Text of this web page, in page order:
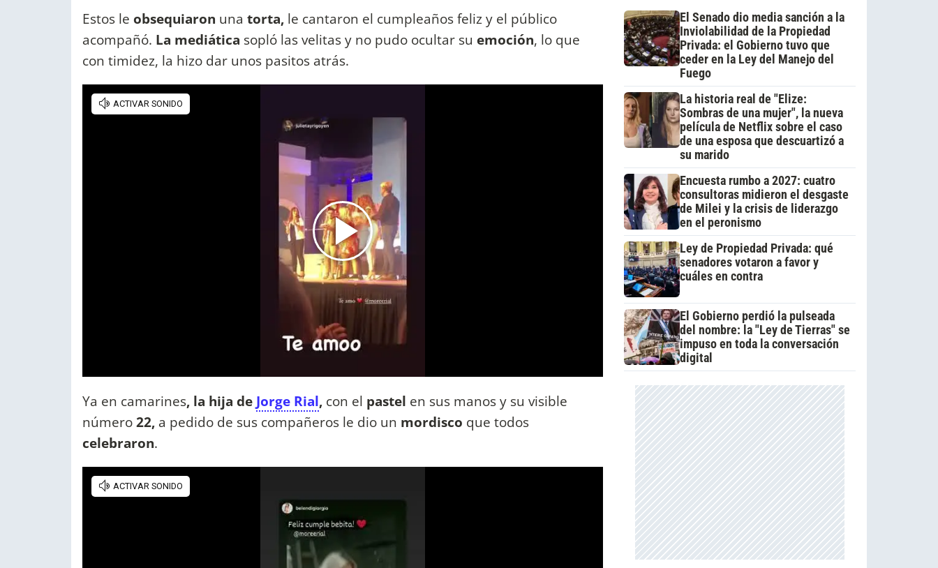
Estos le obsequiaron una torta, le cantaron el cumpleaños feliz y el público
acompañó. La mediática sopló las velitas y no pudo ocultar su emoción, lo que
con timidez, la hizo dar unos pasitos atrás.
Ya en camarines, la hija de Jorge Rial, con el pastel en sus manos y su visible
número22, a pedido de sus compañeros le dio un mordisco que todos
celebraron.
El Senado dio media sanción a la
Inviolabilidad de la Propiedad
Privada: el Gobierno tuvo que
ceder en la Ley del Manejo del
Fuego
La historia real de "Elize:
Sombras de una mujer", la nueva
película de Netflix sobre el caso
de una esposa que descuartizó a
su marido
Encuesta rumbo a 2027: cuatro
consultoras midieron el desgaste
de Milei y la crisis de liderazgo
en el peronismo
Ley de Propiedad Privada: qué
senadores votaron a favor y
cuáles en contra
El Gobierno perdió la pulseada
del nombre: la "Ley de Tierras" se
impuso en toda la conversación
digital